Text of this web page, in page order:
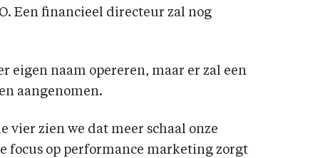
Een financieel directeur zal nog
eigen naam opereren, maar er zal een
aangenomen.
vier zien we dat meer schaal onze
focus op performance marketing zorgt